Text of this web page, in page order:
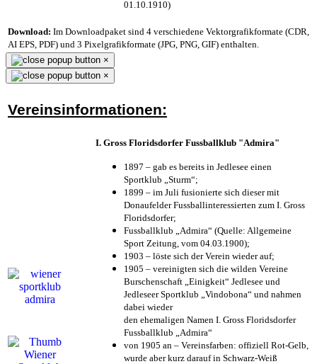
01.10.1910)
Download: Im Downloadpaket sind 4 verschiedene Vektorgrafikformate (CDR,
AI EPS, PDF) und 3 Pixelgrafikformate (JPG, PNG, GIF) enthalten.
×
×
Vereinsinformationen:
I. Gross Floridsdorfer Fussballklub "Admira"
1897 – gab es bereits in Jedlesee einen
Sportklub „Sturm“;
1899 – im Juli fusionierte sich dieser mit
Donaufelder Fussballinteressierten zum I. Gross
Floridsdorfer;
Fussballklub „Admira“ (Quelle: Allgemeine
Sport Zeitung, vom 04.03.1900);
1903 – löste sich der Verein wieder auf;
1905 – vereinigten sich die wilden Vereine
Burschenschaft „Einigkeit“ Jedlesee und
Jedleseer Sportklub „Vindobona“ und nahmen
dabei wieder
den ehemaligen Namen I. Gross Floridsdorfer
Fussballklub „Admira“
von 1905 an – Vereinsfarben: offiziell Rot-Gelb,
wurde aber kurz darauf in Schwarz-Weiß